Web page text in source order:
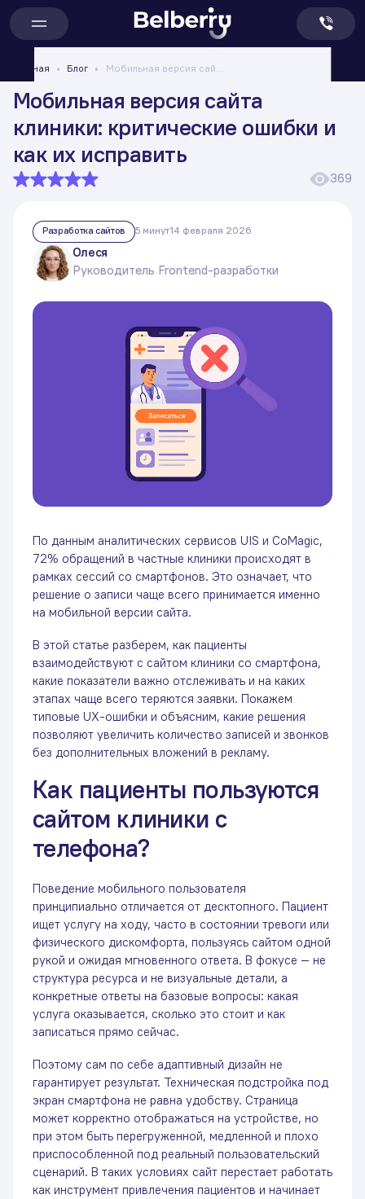
Главная Блог Мобильная версия сайта клиники: критические ошибки и как их исправить
Мобильная версия сайта
клиники: критические ошибки и
как их исправить
369
Разработка сайтов 5 минут14 февраля 2026
Олеся
Руководитель Frontend-разработки
По данным аналитических сервисов UIS и CoMagic,
72% обращений в частные клиники происходят в
рамках сессий со смартфонов. Это означает, что
решение о записи чаще всего принимается именно
на мобильной версии сайта.
В этой статье разберем, как пациенты
взаимодействуют с сайтом клиники со смартфона,
какие показатели важно отслеживать и на каких
этапах чаще всего теряются заявки. Покажем
типовые UX-ошибки и объясним, какие решения
позволяют увеличить количество записей и звонков
без дополнительных вложений в рекламу.
Как пациенты пользуются
сайтом клиники с
телефона?
Поведение мобильного пользователя
принципиально отличается от десктопного. Пациент
ищет услугу на ходу, часто в состоянии тревоги или
физического дискомфорта, пользуясь сайтом одной
рукой и ожидая мгновенного ответа. В фокусе — не
структура ресурса и не визуальные детали, а
конкретные ответы на базовые вопросы: какая
услуга оказывается, сколько это стоит и как
записаться прямо сейчас.
Поэтому сам по себе адаптивный дизайн не
гарантирует результат. Техническая подстройка под
экран смартфона не равна удобству. Страница
может корректно отображаться на устройстве, но
при этом быть перегруженной, медленной и плохо
приспособленной под реальный пользовательский
сценарий. В таких условиях сайт перестает работать
как инструмент привлечения пациентов и начинает
ПОЛУЧИТЕ БОНУС К
ОСНОВНОЙ УСЛУГЕ!
Введите номер телефона и нажмите
«Крутить колесо»
Cогласен/а на обработку персональных данных